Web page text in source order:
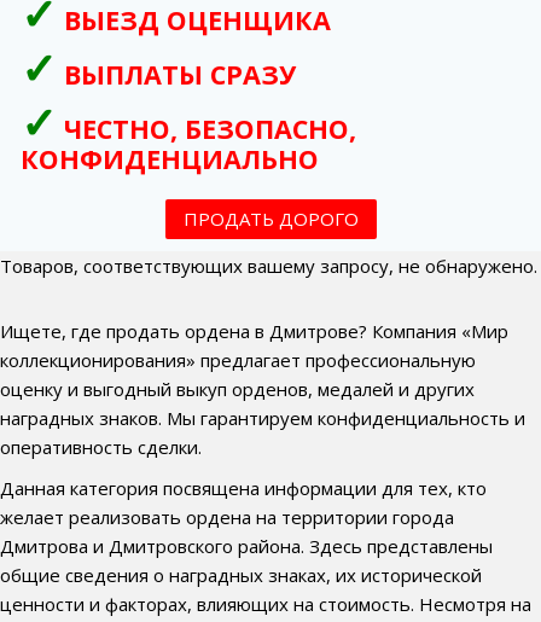
ВЫЕЗД ОЦЕНЩИКА
ВЫПЛАТЫ СРАЗУ
ЧЕСТНО, БЕЗОПАСНО,
КОНФИДЕНЦИАЛЬНО
ПРОДАТЬ ДОРОГО
Товаров, соответствующих вашему запросу, не обнаружено.
Ищете, где продать ордена в Дмитрове? Компания «Мир
коллекционирования» предлагает профессиональную
оценку и выгодный выкуп орденов, медалей и других
наградных знаков. Мы гарантируем конфиденциальность и
оперативность сделки.
Данная категория посвящена информации для тех, кто
желает реализовать ордена на территории города
Дмитрова и Дмитровского района. Здесь представлены
общие сведения о наградных знаках, их исторической
ценности и факторах, влияющих на стоимость. Несмотря на